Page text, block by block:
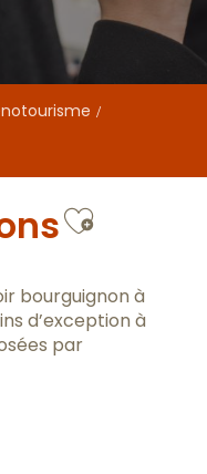
bourguignon à
d’exception à
par